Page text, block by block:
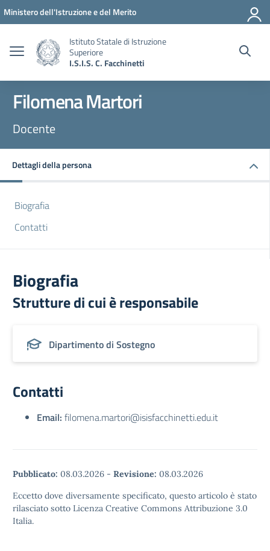
Vai ai contenuti
Vai al menu di navigazione
Vai al footer
Ministero dell'Istruzione e del Merito
Istituto Statale di Istruzione
Superiore
I.S.I.S. C. Facchinetti
Filomena Martori
Docente
Dettagli della persona
Biografia
Contatti
Biografia
Strutture di cui è responsabile
Dipartimento di Sostegno
Contatti
Email: filomena.martori@isisfacchinetti.edu.it
Pubblicato: 08.03.2026 - Revisione: 08.03.2026
Eccetto dove diversamente specificato, questo articolo è stato
rilasciato sotto Licenza Creative Commons Attribuzione 3.0
Italia.